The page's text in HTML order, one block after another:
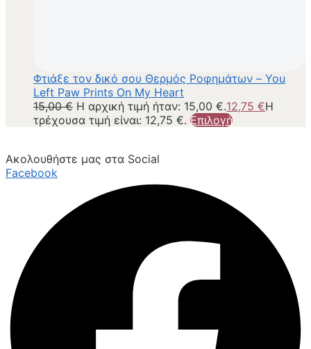
Φτιάξε τον δικό σου Θερμός Ροφημάτων – You
Left Paw Prints On My Heart
15,00€ Η αρχική τιμή ήταν: 15,00 €.12,75 €Η
τρέχουσα τιμή είναι: 12,75 €. Επιλογή
Ακολουθήστε μας στα Social
Facebook